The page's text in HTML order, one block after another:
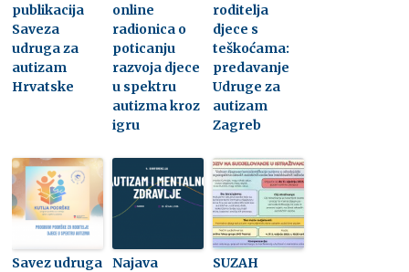
publikacija
Saveza
udruga za
autizam
Hrvatske
online
radionica o
poticanju
razvoja djece
u spektru
autizma kroz
igru
roditelja
djece s
teškoćama:
predavanje
Udruge za
autizam
Zagreb
Savez udruga
Najava
SUZAH